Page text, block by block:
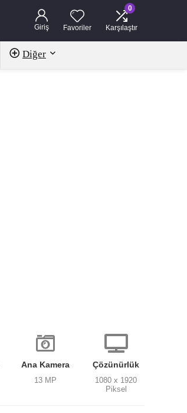
Giriş Favoriler
0
Karşılaştır
Diğer
Ana Kamera
13 MP
Çözünürlük
1080 x 1920
Piksel